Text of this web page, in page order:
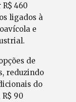
460
ligados à
e
de
reduzindo
do
90